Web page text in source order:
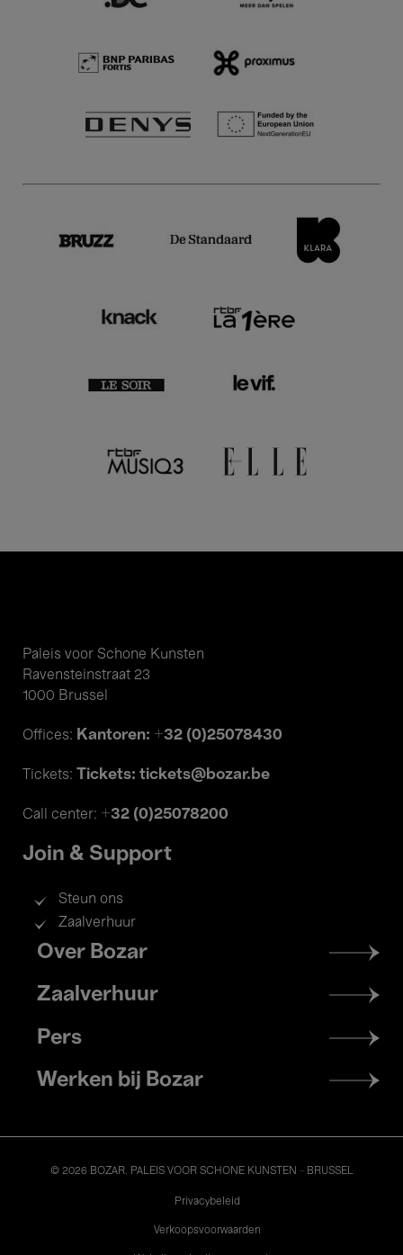
Paleis voor Schone Kunsten
Ravensteinstraat 23
1000 Brussel
Offices: Kantoren: +32 (0)25078430
Tickets: Tickets: tickets@bozar.be
Call center: +32 (0)25078200
Join & Support
Steun ons
Zaalverhuur
Footer
menu
Over Bozar
Zaalverhuur
Pers
Werken bij Bozar
© 2026 BOZAR. PALEIS VOOR SCHONE KUNSTEN - BRUSSEL
Privacybeleid
Verkoopsvoorwaarden